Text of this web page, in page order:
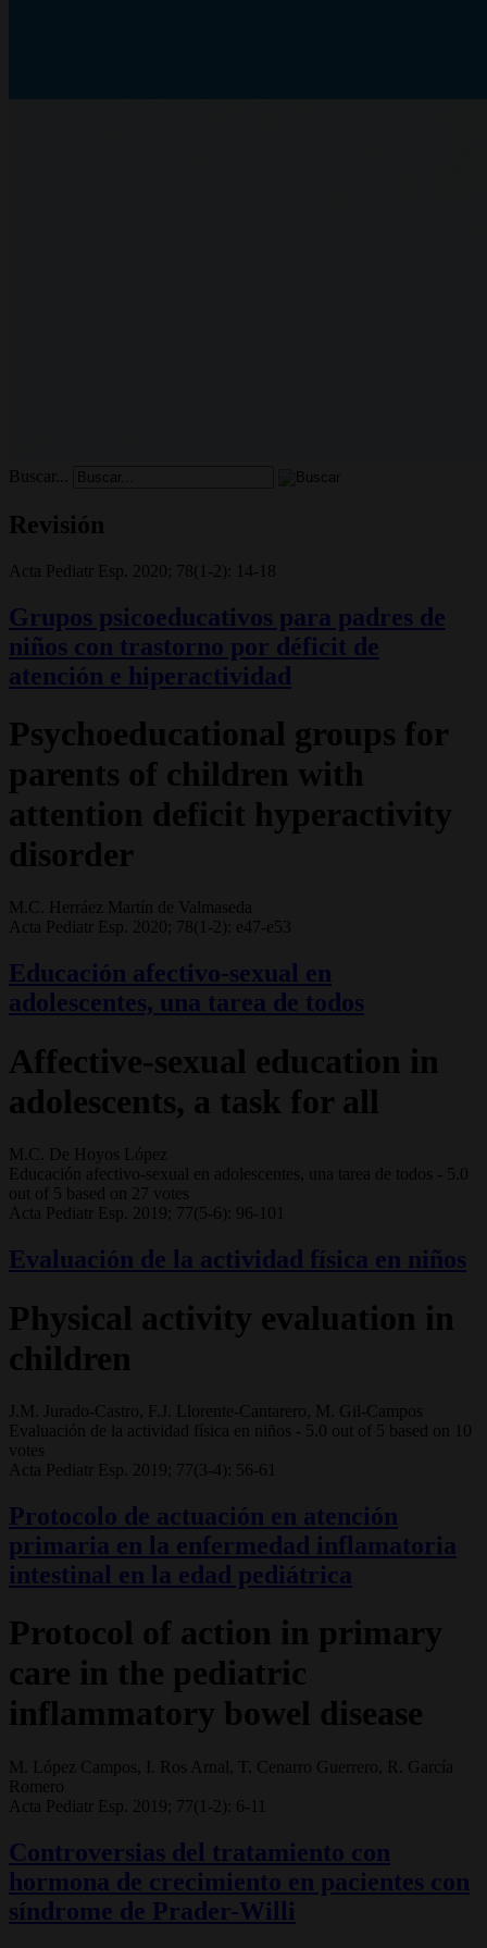
Buscar...
Revisión
Acta Pediatr Esp. 2020; 78(1-2): 14-18
Grupos psicoeducativos para padres de
niños con trastorno por déficit de
atención e hiperactividad
Psychoeducational groups for
parents of children with
attention deficit hyperactivity
disorder
M.C. Herráez Martín de Valmaseda
Acta Pediatr Esp. 2020; 78(1-2): e47-e53
Educación afectivo-sexual en
adolescentes, una tarea de todos
Affective-sexual education in
adolescents, a task for all
M.C. De Hoyos López
Educación afectivo-sexual en adolescentes, una tarea de todos - 5.0
out of 5 based on 27 votes
Acta Pediatr Esp. 2019; 77(5-6): 96-101
Evaluación de la actividad física en niños
Physical activity evaluation in
children
J.M. Jurado-Castro, F.J. Llorente-Cantarero, M. Gil-Campos
Evaluación de la actividad física en niños - 5.0 out of 5 based on
10
votes
Acta Pediatr Esp. 2019; 77(3-4): 56-61
Protocolo de actuación en atención
primaria en la enfermedad inflamatoria
intestinal en la edad pediátrica
Protocol of action in primary
care in the pediatric
inflammatory bowel disease
M. López Campos, I. Ros Arnal, T. Cenarro Guerrero, R. García
Romero
Acta Pediatr Esp. 2019; 77(1-2): 6-11
Controversias del tratamiento con
hormona de crecimiento en pacientes con
síndrome de Prader-Willi